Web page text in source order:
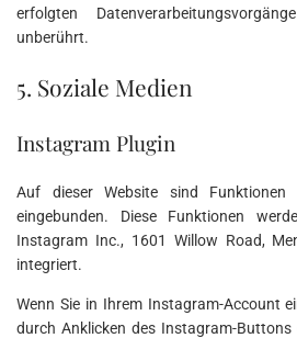
erfolgten
unberührt.
5. Soziale Medien
Instagram Plugin
Auf dieser Website sind Funktionen
eingebunden. Diese Funktionen
Instagram Inc., 1601 Willow Road,
integriert.
Wenn Sie in Ihrem Instagram-Account
durch Anklicken des Instagram-Buttons